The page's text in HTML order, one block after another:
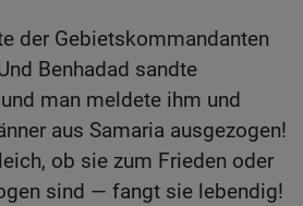
der Gebietskommandanten
Benhadad sandte
man meldete ihm und
aus Samaria ausgezogen!
ob sie zum Frieden oder
sind — fangt sie lebendig!